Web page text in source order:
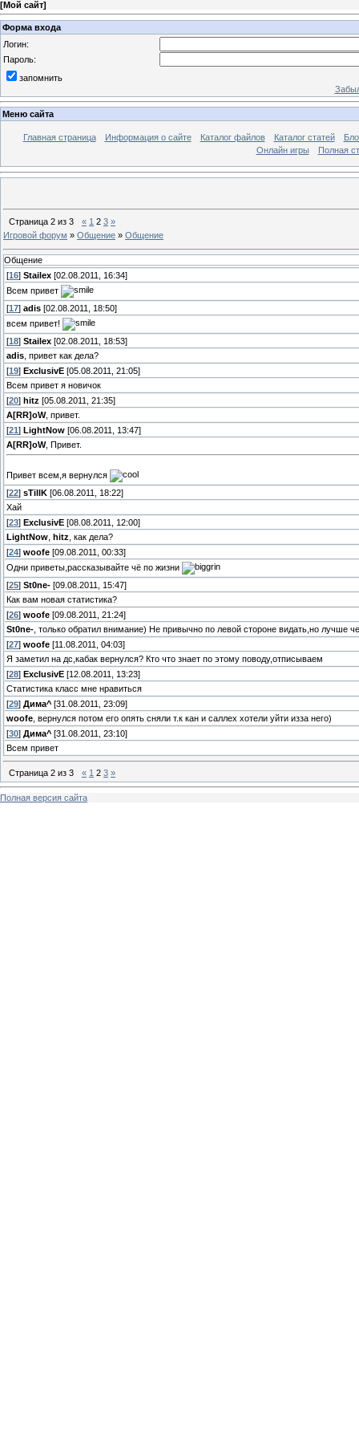
[Мой сайт]
Форма входа
Логин:
Пароль:
запомнить
Меню сайта
Главная страница Информация о сайте Каталог файлов Каталог статей
Онлайн игры
Полная
Страница 2 из 3 « 1 2 3 »
Игровой форум » Общение » Общение
Общение
[16] Stailex [02.08.2011, 16:34]
Всем привет
[17] adis [02.08.2011, 18:50]
всем привет!
[18] Stailex [02.08.2011, 18:53]
adis , привет как дела?
[19] ExclusivE [05.08.2011, 21:05]
Всем привет я новичок
[20] hitz [05.08.2011, 21:35]
A[RR]oW, привет.
[21 ] LightNow [06.08.2011, 13:47]
A[RR]oW, Привет.
Привет всем,я вернулся
[22] sTillK [06.08.2011, 18:22]
Хай
[23] ExclusivE [08.08.2011, 12:00]
LightNow
hitz , как дела?
[24] woofe [09.08.2011, 00:33]
Одни приветы,рассказывайте чё по жизни
[25] St0ne- [09.08.2011, 15:47]
Как вам новая статистика?
[26] woofe [09.08.2011, 21:24]
St0ne- , только обратил внимание) Не привычно по левой стороне видать,но лучше
[27] woofe [11.08.2011, 04:03]
Я заметил на дс,кабак вернулся? Кто что знает по этому поводу,отписываем
[28] ExclusivE [12.08.2011, 13:23]
Статистика класс мне нравиться
[29] Дима^ [31.08.2011, 23:09]
woofe , вернулся потом его опять сняли т.к кан и саллех хотели уйти изза него)
[30] Дима^ [31.08.2011, 23:10]
Всем привет
Страница 2 из 3 « 1 2 3 »
Полная версия сайта